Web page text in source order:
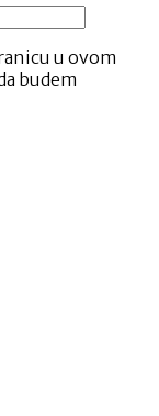
u ovom
budem